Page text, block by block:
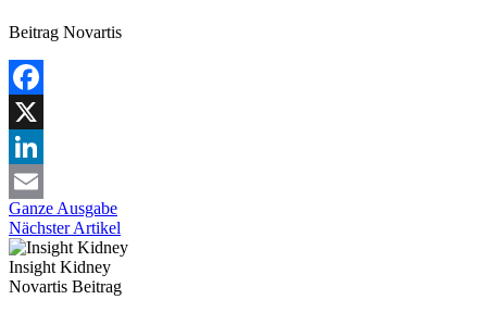
Beitrag Novartis
Facebook
X
LinkedIn
Email
Ganze Ausgabe
Nächster Artikel
Insight Kidney
Novartis Beitrag